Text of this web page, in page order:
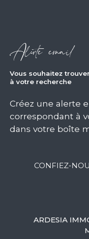
Alerte email
vous souhaitez
à votre recherche
Créez une alerte
correspondant à
dans votre boîte
CONFIEZ-
ARDESIA